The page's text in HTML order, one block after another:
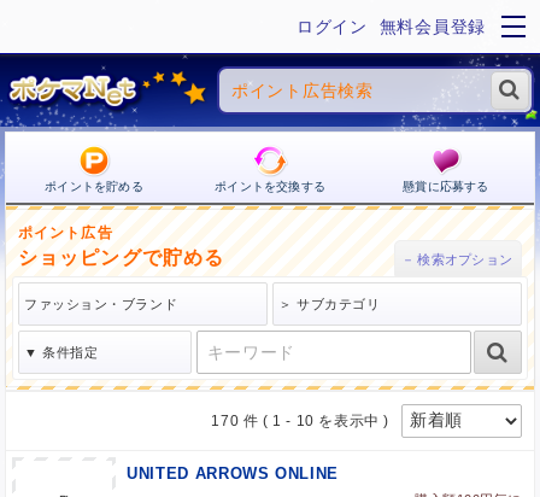
ログイン 無料会員登録
ポイントを貯める ポイントを交換する 懸賞に応募する
ポイント広告
ショッピングで貯める
170 件 ( 1 - 10 を表示中 )
UNITED ARROWS ONLINE